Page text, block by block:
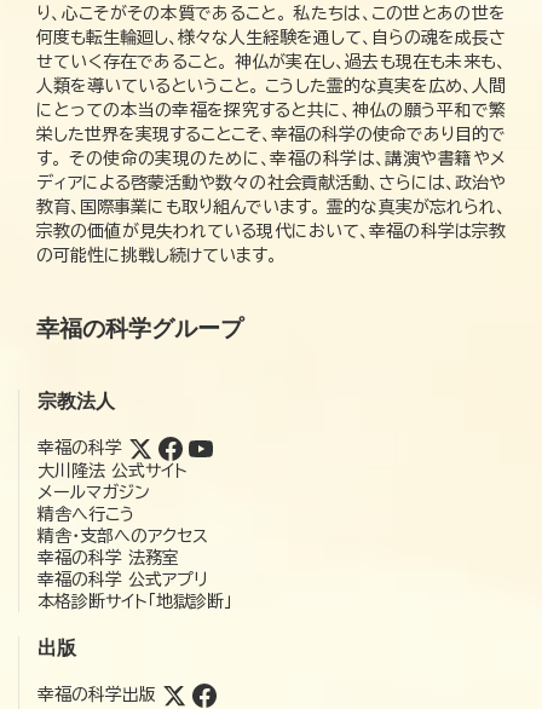
り、心こそがその本質であること。 私たちは、この世とあの世を
何度も転生輪廻し、様々な人生経験を通して、自らの魂を成長さ
せていく存在であること。 神仏が実在し、過去も現在も未来も、
人類を導いているということ。 こうした霊的な真実を広め、人間
にとっての本当の幸福を探究すると共に、神仏の願う平和で繁
栄した世界を実現することこそ、幸福の科学の使命であり目的で
す。 その使命の実現のために、幸福の科学は、講演や書籍やメ
ディアによる啓蒙活動や数々の社会貢献活動、さらには、政治や
教育、国際事業にも取り組んでいます。 霊的な真実が忘れられ、
宗教の価値が見失われている現代において、幸福の科学は宗教
の可能性に挑戦し続けています。
幸福の科学グループ
宗教法人
幸福の科学
大川隆法 公式サイト
メールマガジン
精舎へ行こう
精舎・支部へのアクセス
幸福の科学 法務室
幸福の科学 公式アプリ
本格診断サイト「地獄診断」
出版
幸福の科学出版